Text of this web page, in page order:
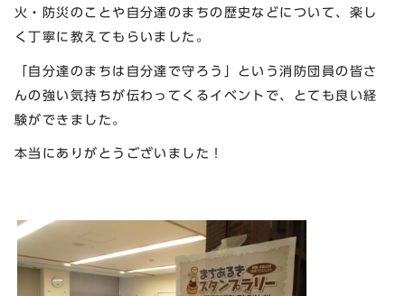
火・防災のことや自分達のまちの歴史などについて、楽し
く丁寧に教えてもらいました。
「自分達のまちは自分達で守ろう」という消防団員の皆さ
んの強い気持ちが伝わってくるイベントで、とても良い経
験ができました。
本当にありがとうございました！